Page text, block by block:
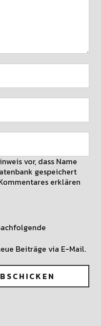
vor, dass Name
gespeichert
erklären
Beiträge via E-Mail.